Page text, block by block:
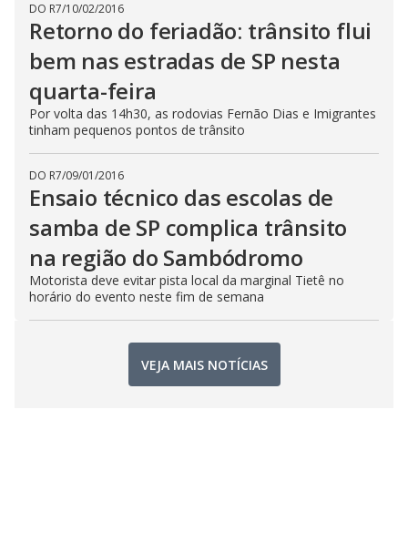
DO R7/10/02/2016
Retorno do feriadão: trânsito flui
bem nas estradas de SP nesta
quarta-feira
Por volta das 14h30, as rodovias Fernão Dias e Imigrantes
tinham pequenos pontos de trânsito
DO R7/09/01/2016
Ensaio técnico das escolas de
samba de SP complica trânsito
na região do Sambódromo
Motorista deve evitar pista local da marginal Tietê no
horário do evento neste fim de semana
VEJA MAIS NOTÍCIAS